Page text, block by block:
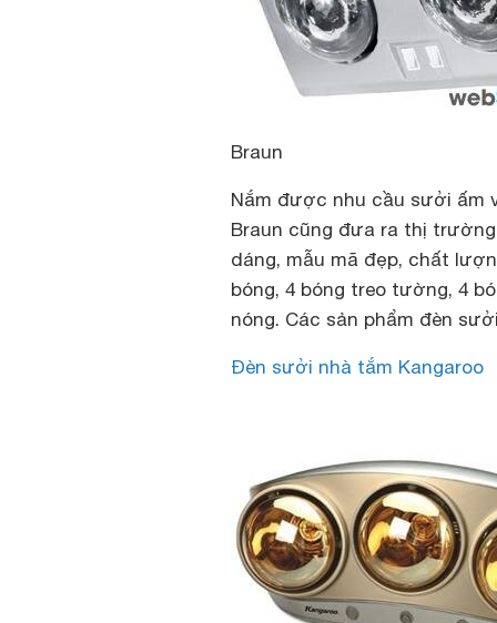
Braun
Nắm được nhu cầu sưởi ấm
Braun cũng đưa ra thị
dáng, mẫu mã đẹp, chất
bóng, 4 bóng treo tường, 4
nóng. Các sản phẩm đèn
Đèn sưởi nhà tắm Kangaroo